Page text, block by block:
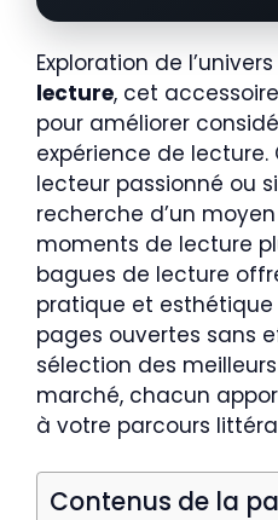
Exploration de
lecture, cet
pour améliorer
expérience de lecture.
lecteur passionné ou
recherche d’un
moments de lecture
bagues de lecture
pratique et
pages ouvertes sans
sélection des
marché, chacun
à votre parcours
Contenus de la